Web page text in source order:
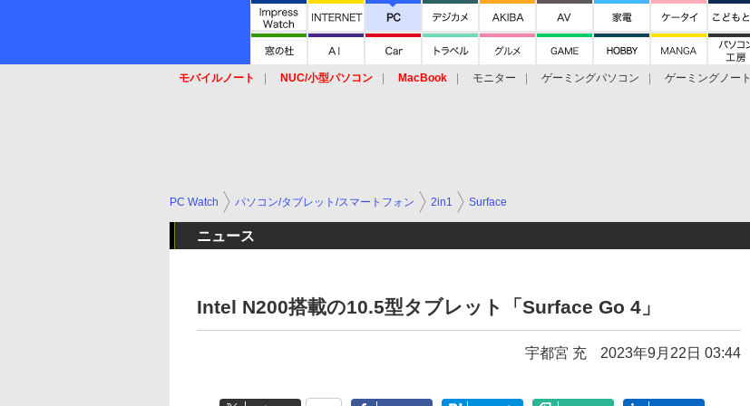
モバイルノート NUC/小型パソコン MacBook モニター ゲーミングパソコン ゲーミングノート
PC Watch パソコン/タブレット/スマートフォン 2in1 Surface
ニュース
Intel N200搭載の10.5型タブレット「Surface Go 4」
宇都宮 充 2023年9月22日 03:44